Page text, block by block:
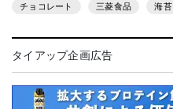
チョコレート 三菱食品 海苔
タイアップ企画広告